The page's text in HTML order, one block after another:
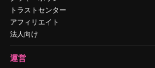
トラストセンター
アフィリエイト
法人向け
運営